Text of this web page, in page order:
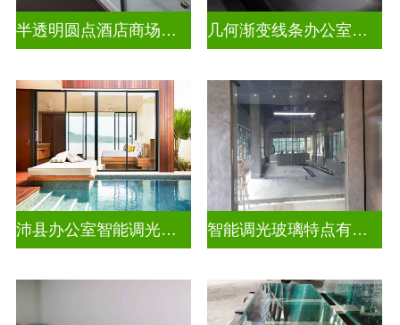
半透明圆点酒店商场彩色渐变玻璃 几何渐变线条办公室彩色渐变玻璃
沛县办公室智能调光玻璃厂商 智能调光玻璃特点有哪些方面